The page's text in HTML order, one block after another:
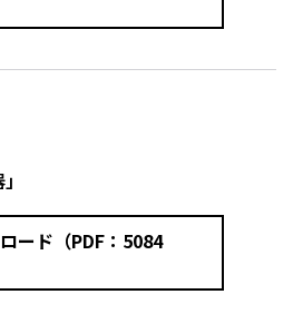
ード（PDF：5084